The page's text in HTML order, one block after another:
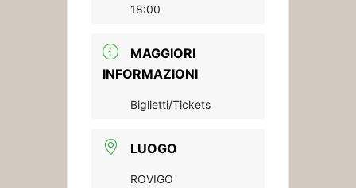
18:00
MAGGIORI
INFORMAZIONI
Biglietti/Tickets
LUOGO
ROVIGO